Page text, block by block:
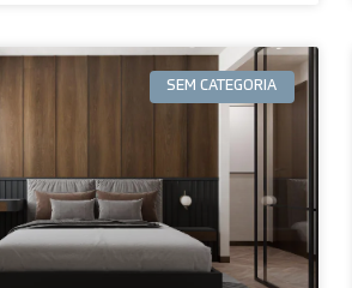
SEM CATEGORIA